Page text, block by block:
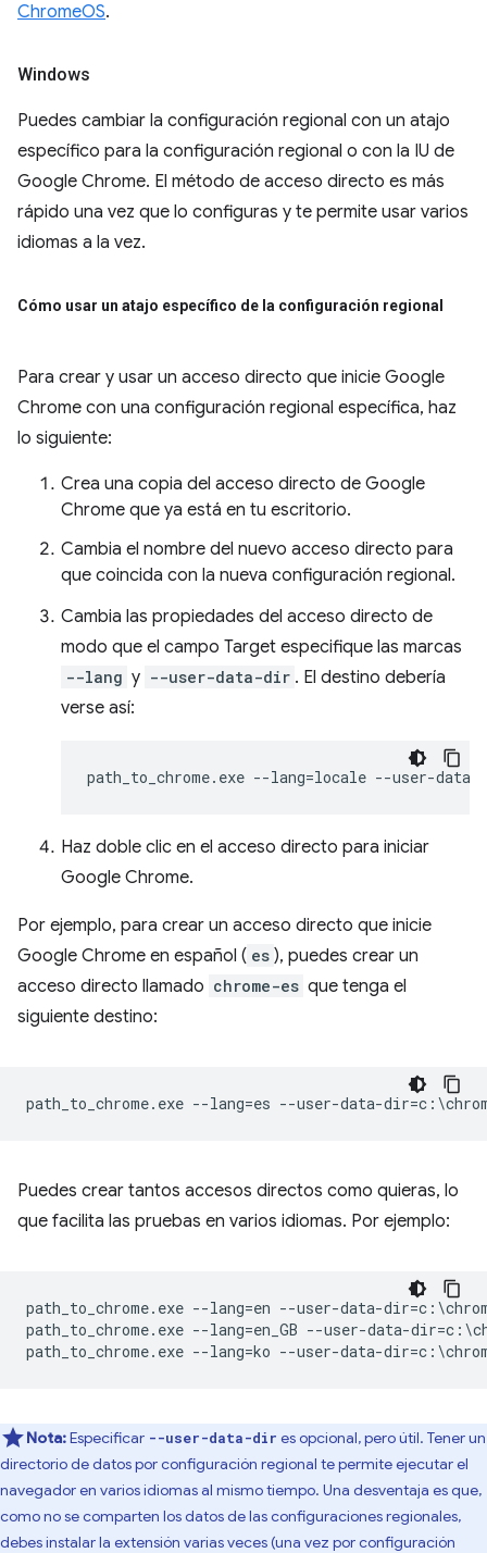
ChromeOS.
Windows
Puedes cambiar la configuración regional con un atajo
específico para la configuración regional o con la IU de
Google Chrome. El método de acceso directo es más
rápido una vez que lo configuras y te permite usar varios
idiomas a la vez.
Cómo usar un atajo específico de la configuración regional
Para crear y usar un acceso directo que inicie Google
Chrome con una configuración regional específica, haz
lo siguiente:
Crea una copia del acceso directo de Google
Chrome que ya está en tu escritorio.
Cambia el nombre del nuevo acceso directo para
que coincida con la nueva configuración regional.
Cambia las propiedades del acceso directo de
modo que el campo Target especifique las marcas
--lang y --user-data-dir . El destino debería
verse así:
Haz doble clic en el acceso directo para iniciar
Google Chrome.
Por ejemplo, para crear un acceso directo que inicie
Google Chrome en español ( es ), puedes crear un
acceso directo llamado chrome-es que tenga el
siguiente destino:
Puedes crear tantos accesos directos como quieras, lo
que facilita las pruebas en varios idiomas. Por ejemplo:
path_to_chrome.exe --lang=en --user-data-
path_to_chrome.exe --lang=en_GB --user-data-
Nota:Especificar --user-data-dir es opcional, pero útil. Tener un
directorio de datos por configuración regional te permite ejecutar el
navegador en varios idiomas al mismo tiempo. Una desventaja es que,
como no se comparten los datos de las configuraciones regionales,
debes instalar la extensión varias veces (una vez por configuración